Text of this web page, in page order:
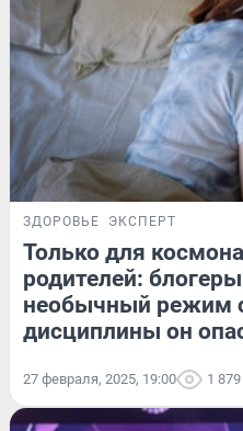
ЗДОРОВЬЕ ЭКСПЕРТ
Только для
родителей:
необычный режим
дисциплины он
27 февраля, 2025, 19:00 1 879